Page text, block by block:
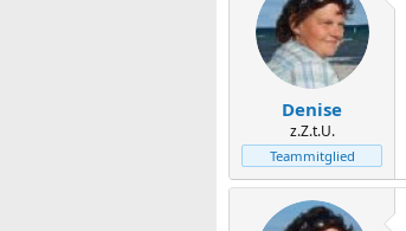
Denise
z.Z.t.U.
Teammitglied